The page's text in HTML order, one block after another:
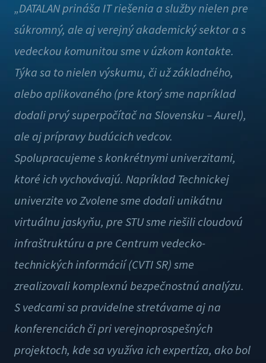
„DATALAN prináša IT riešenia a služby nielen pre
súkromný, ale aj verejný akademický sektor a s
vedeckou komunitou sme v úzkom kontakte.
Týka sa to nielen výskumu, či už základného,
alebo aplikovaného (pre ktorý sme napríklad
dodali prvý superpočítač na Slovensku – Aurel),
ale aj prípravy budúcich vedcov.
Spolupracujeme s konkrétnymi univerzitami,
ktoré ich vychovávajú. Napríklad Technickej
univerzite vo Zvolene sme dodali unikátnu
virtuálnu jaskyňu, pre STU sme riešili cloudovú
infraštruktúru a pre Centrum vedecko-
technických informácií (CVTI SR) sme
zrealizovali komplexnú bezpečnostnú analýzu.
S vedcami sa pravidelne stretávame aj na
konferenciách či pri verejnoprospešných
projektoch, kde sa využíva ich expertíza, ako bol